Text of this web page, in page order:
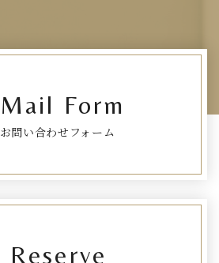
Mail Form
お問い合わせフォーム
Reserve